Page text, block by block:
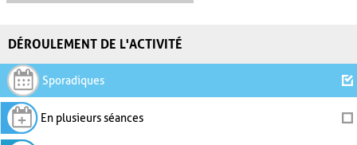
DÉROULEMENT DE L'ACTIVITÉ
Sporadiques
En plusieurs séances